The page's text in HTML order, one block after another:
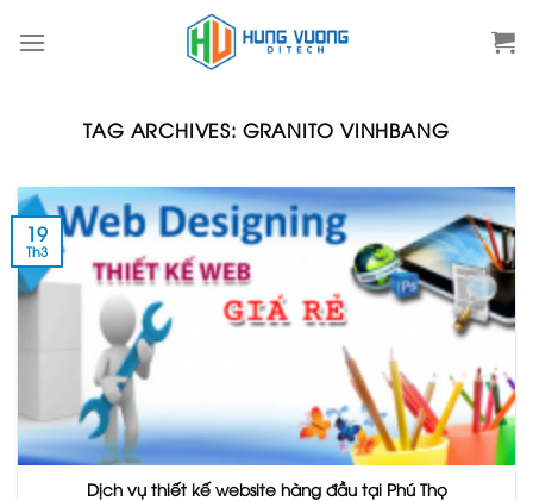
TAG ARCHIVES: GRANITO VINHBANG
Dịch vụ thiết kế website hàng đầu tại Phú Thọ
19
Th3